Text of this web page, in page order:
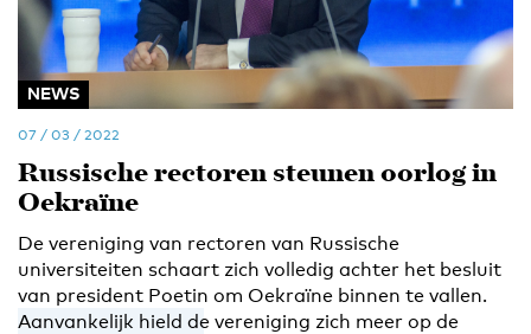
NEWS
07 / 03 / 2022
Russische rectoren steunen oorlog in
Oekraïne
De vereniging van rectoren van Russische
universiteiten schaart zich volledig achter het besluit
van president Poetin om Oekraïne binnen te vallen.
Aanvankelijk hield de vereniging zich meer op de